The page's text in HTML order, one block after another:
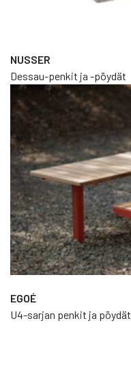
NUSSER
Dessau-penkit ja -pöydät
EGOÉ
U4-sarjan penkit ja pöydät